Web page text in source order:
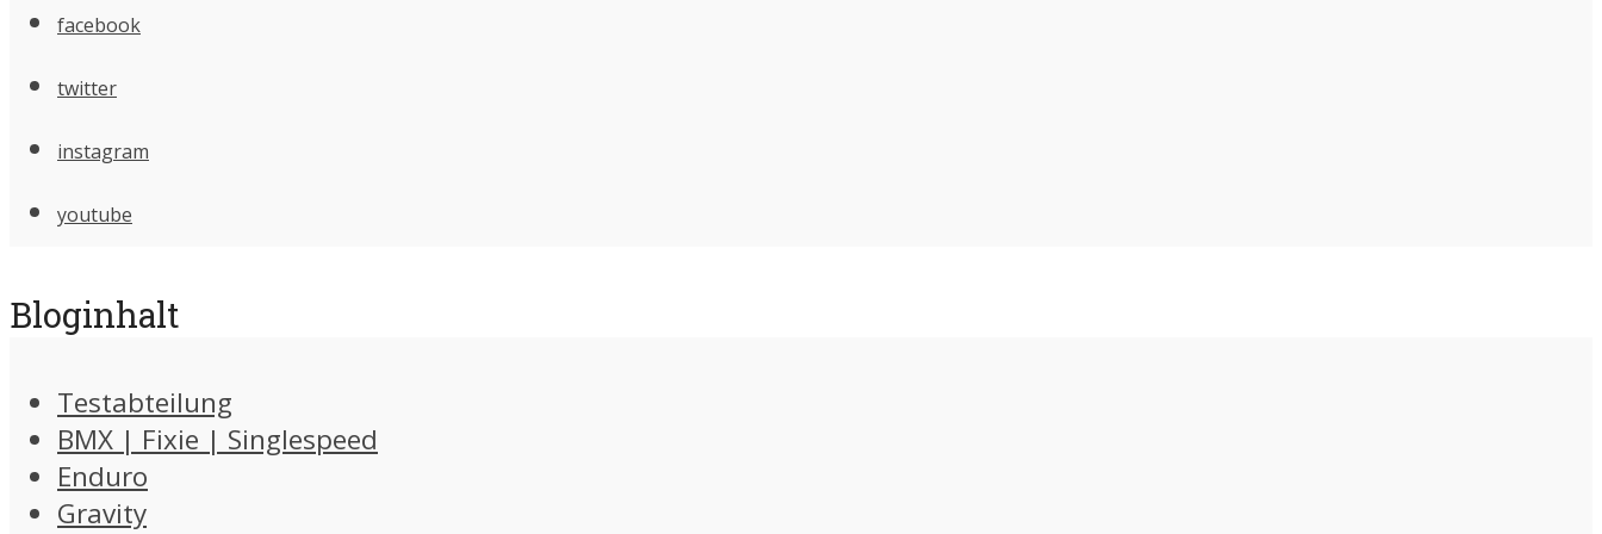
facebook
twitter
instagram
youtube
Bloginhalt
Testabteilung
BMX | Fixie | Singlespeed
Enduro
Gravity